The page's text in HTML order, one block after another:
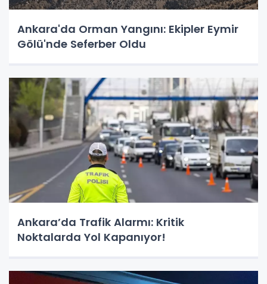
Ankara'da Orman Yangını: Ekipler Eymir
Gölü'nde Seferber Oldu
Ankara’da Trafik Alarmı: Kritik
Noktalarda Yol Kapanıyor!